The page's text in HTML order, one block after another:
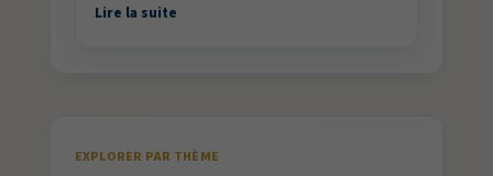
Lire la suite
EXPLORER PAR THÈME